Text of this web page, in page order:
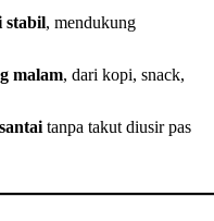
stabil, mendukung
malam, dari kopi, snack,
tanpa takut diusir pas